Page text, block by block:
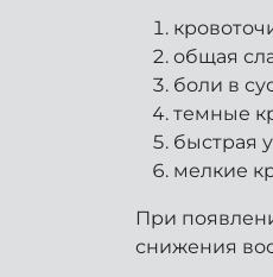
общая
боли в
темные
быстрая
мелкие
При
снижения